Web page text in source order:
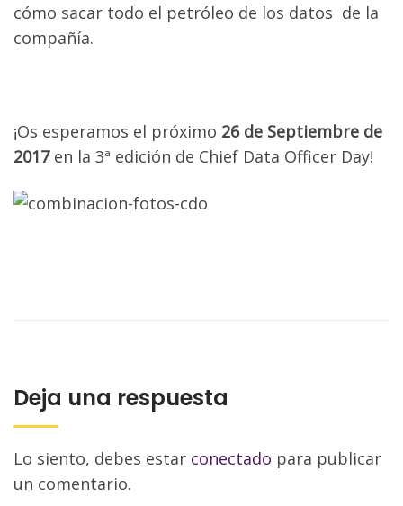
cómo sacar todo el petróleo de los datos de la
compañía.
¡Os esperamos el próximo 26 de Septiembre de
2017en la 3ª edición de Chief Data Officer Day!
Deja una respuesta
Lo siento, debes estar conectado para publicar
un comentario.